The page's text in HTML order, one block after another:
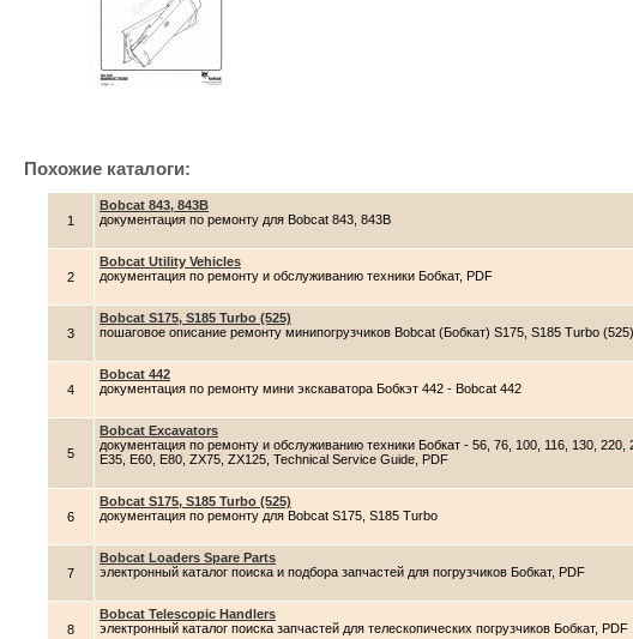
Похожие каталоги:
1
Bobcat 843, 843B
документация по ремонту для Bobcat 843, 843B
2
Bobcat Utility Vehicles
документация по ремонту и обслуживанию техники Бобкат, PDF
3
Bobcat S175, S185 Turbo (525)
пошаговое описание ремонту минипогрузчиков Bobcat (Бобкат) S175, S185 Turbo (525)
4
Bobcat 442
документация по ремонту мини экскаватора Бобкэт 442 - Bobcat 442
5
Bobcat Excavators
документация по ремонту и обслуживанию техники Бобкат - 56, 76, 100, 116, 130,
E35, E60, E80, ZX75, ZX125, Technical Service Guide, PDF
6
Bobcat S175, S185 Turbo (525)
документация по ремонту для Bobcat S175, S185 Turbo
7
Bobcat Loaders Spare Parts
электронный каталог поиска и подбора запчастей для погрузчиков Бобкат, PDF
8
Bobcat Telescopic Handlers
электронный каталог поиска запчастей для телескопических погрузчиков Бобкат, PDF